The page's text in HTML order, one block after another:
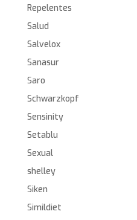
Repelentes
Salud
Salvelox
Sanasur
Saro
Schwarzkopf
Sensinity
Setablu
Sexual
shelley
Siken
Simildiet